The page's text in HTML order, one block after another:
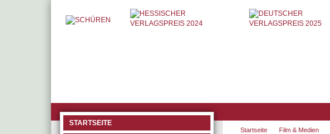
STARTSEITE
Startseite Film & Medien